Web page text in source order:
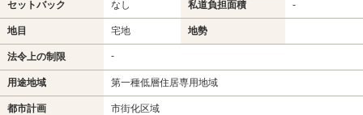
セットバック なし 私道負担面積 -
地目 宅地 地勢
法令上の制限 -
用途地域 第一種低層住居専用地域
都市計画 市街化区域